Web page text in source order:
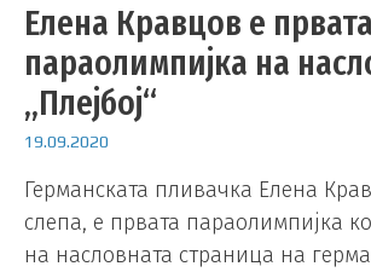
Елена Кравцов е првата
параолимпијка на
„Плејбој“
19.09.2020
Германската пливачка Елена
слепа, е првата параолимпијка
на насловната страница на